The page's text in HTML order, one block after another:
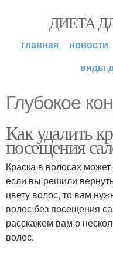
ДИЕТА
главная новости
виды
Глубокое
Как удалить
посещения
Краска в волосах
если вы решили
цвету волос, то вам
волос без посещения
расскажем вам о
волос.